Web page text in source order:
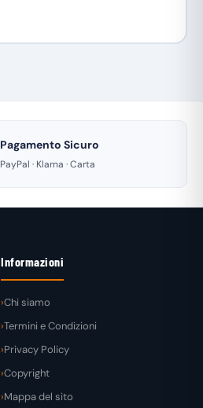
Pagamento Sicuro
PayPal · Klarna · Carta
Informazioni
Chi siamo
Termini e Condizioni
Privacy Policy
Copyright
Mappa del sito